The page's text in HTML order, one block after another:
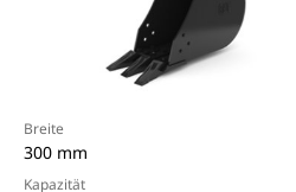
Breite
300 mm
Kapazität